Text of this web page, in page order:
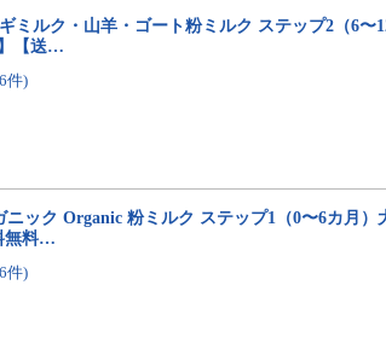
ミルク・山羊・ゴート粉ミルク ステップ2（6〜
【送…
件)
ニック Organic 粉ミルク ステップ1（0〜6カ月）
無料…
件)